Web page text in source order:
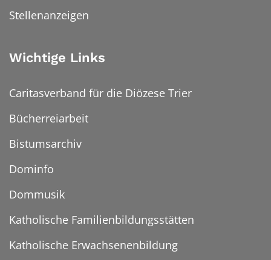
Stellenanzeigen
Wichtige Links
Caritasverband für die Diözese Trier
Bücherreiarbeit
Bistumsarchiv
Dominfo
Dommusik
Katholische Familienbildungsstätten
Katholische Erwachsenenbildung